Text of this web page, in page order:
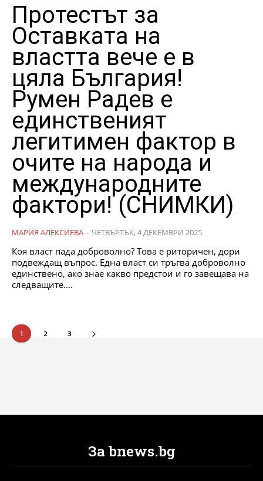
Протестът за
Оставката на
властта вече е в
цяла България!
Румен Радев е
единственият
легитимен фактор в
очите на народа и
международните
фактори! (СНИМКИ)
МАРИЯ АЛЕКСИЕВА - ЧЕТВЪРТЪК, 4 ДЕКЕМВРИ 2025
Коя власт пада доброволно? Това е риторичен, дори
подвеждащ въпрос. Една власт си тръгва доброволно
единствено, ако знае какво предстои и го завещава на
следващите....
1 2 3
За bnews.bg